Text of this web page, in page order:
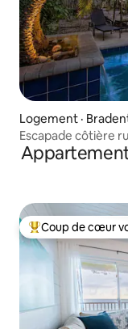
Logement ·
Escapade côtière
Coup de cœur
Coup de cœur